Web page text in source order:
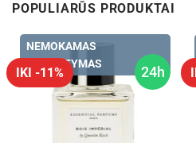
POPULIARŪS PRODUKTAI
24h
IKI -11%
NEMOKAMAS
PRISTATYMAS